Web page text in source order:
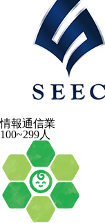
情報通信業
100~299人